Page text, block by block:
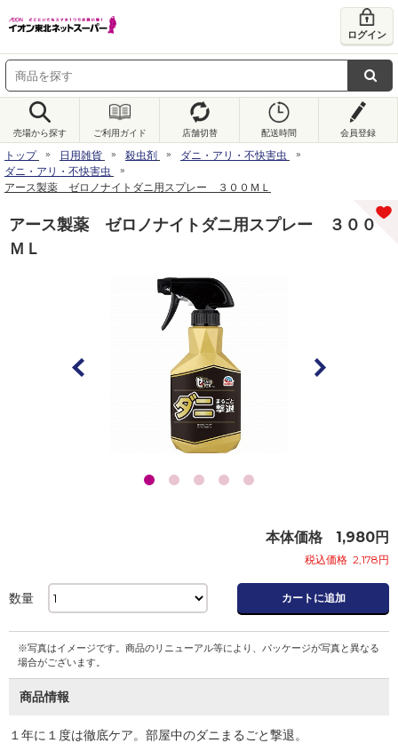
ログイン
売場から探す ご利用ガイド 店舗切替 配送時間 会員登録
トップ 日用雑貨 殺虫剤
ダニ・アリ・不快害虫
ダニ・アリ・不快害虫
アース製薬 ゼロノナイトダニ用スプレー ３００ＭＬ
アース製薬 ゼロノナイトダニ用スプレー ３００
ＭＬ
本体価格 1,980円
税込価格 2,178円
数量 カートに追加
※写真はイメージです。商品のリニューアル等により、パッケージが写真と異なる
場合がございます。
商品情報
１年に１度は徹底ケア。部屋中のダニまるごと撃退。